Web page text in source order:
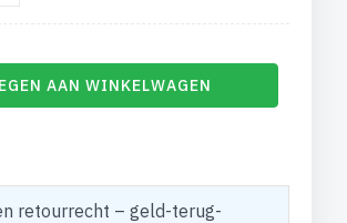
AAN WINKELWAGEN
retourrecht – geld-terug-